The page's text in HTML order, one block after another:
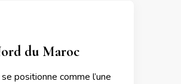
du Maroc
positionne comme l’une